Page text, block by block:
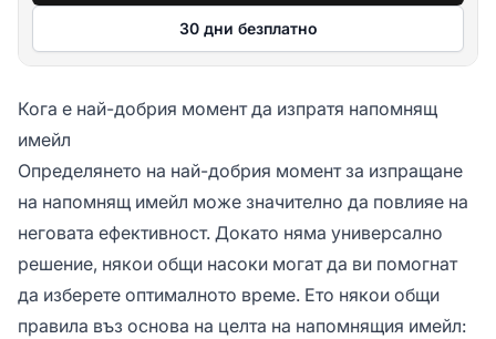
30 дни безплатно
Кога е най-добрия момент да изпратя напомнящ
имейл
Определянето на най-добрия момент за изпращане
на напомнящ имейл може значително да повлияе на
неговата ефективност. Докато няма универсално
решение, някои общи насоки могат да ви помогнат
да изберете оптималното време. Ето някои общи
правила въз основа на целта на напомнящия имейл: